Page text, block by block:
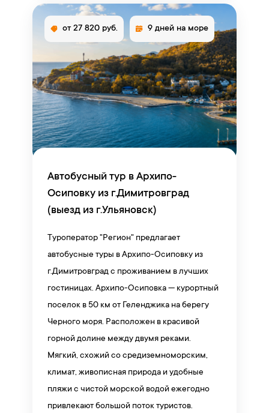
от 27 820 руб. 9 дней на море
Автобусный тур в Архипо-
Осиповку из г.Димитровград
(выезд из г.Ульяновск)
Туроператор "Регион" предлагает
автобусные туры в Архипо-Осиповку из
г.Димитровград с проживанием в лучших
гостиницах. Архипо-Осиповка — курортный
поселок в 50 км от Геленджика на берегу
Черного моря. Расположен в красивой
горной долине между двумя реками.
Мягкий, схожий со средиземноморским,
климат, живописная природа и удобные
пляжи с чистой морской водой ежегодно
привлекают большой поток туристов.